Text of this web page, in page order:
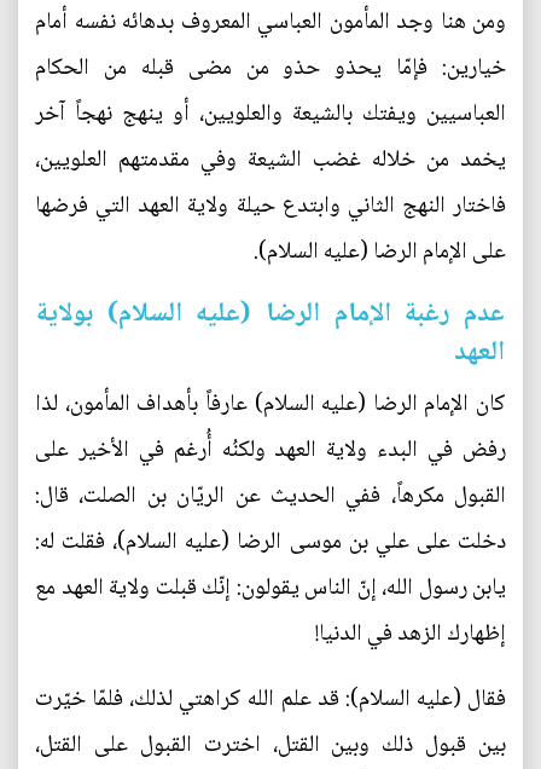
ومن هنا وجد المأمون العباسي المعروف بدهائه نفسه أمام
خيارين: فإمّا يحذو حذو من مضى قبله من الحكام
العباسيين ويفتك بالشيعة والعلويين، أو ينهج نهجاً آخر
يخمد من خلاله غضب الشيعة وفي مقدمتهم العلويين،
فاختار النهج الثاني وابتدع حيلة ولاية العهد التي فرضها
على الإمام الرضا (عليه السلام).
عدم رغبة الإمام الرضا (عليه السلام) بولاية
العهد
كان الإمام الرضا (عليه السلام) عارفاً بأهداف المأمون، لذا
رفض في البدء ولاية العهد ولكنُه أُرغم في الأخير على
القبول مكرهاً، ففي الحديث عن الريّان بن الصلت، قال:
دخلت على علي بن موسى الرضا (عليه السلام)، فقلت له:
يابن رسول الله، إنّ الناس يقولون: إنّك قبلت ولاية العهد مع
إظهارك الزهد في الدنيا!
فقال (عليه السلام): قد علم الله كراهتي لذلك، فلمّا خيّرت
بين قبول ذلك وبين القتل، اخترت القبول على القتل،